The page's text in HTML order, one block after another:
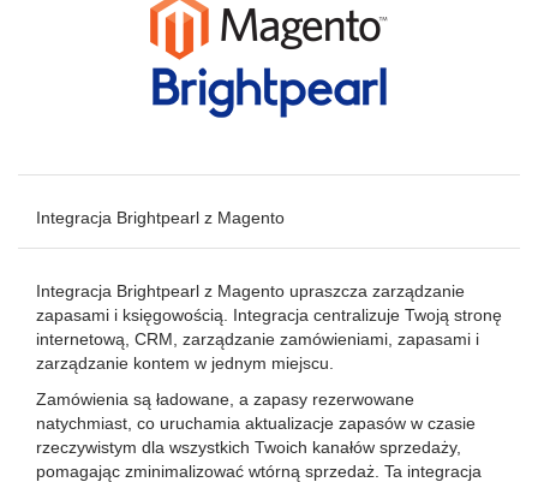
Integracja Brightpearl z Magento
Integracja Brightpearl z Magento upraszcza zarządzanie
zapasami i księgowością. Integracja centralizuje Twoją stronę
internetową, CRM, zarządzanie zamówieniami, zapasami i
zarządzanie kontem w jednym miejscu.
Zamówienia są ładowane, a zapasy rezerwowane
natychmiast, co uruchamia aktualizacje zapasów w czasie
rzeczywistym dla wszystkich Twoich kanałów sprzedaży,
pomagając zminimalizować wtórną sprzedaż. Ta integracja